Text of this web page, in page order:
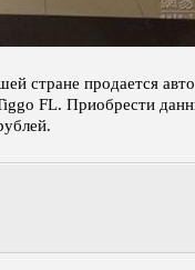
стране продается
FL. Приобрести